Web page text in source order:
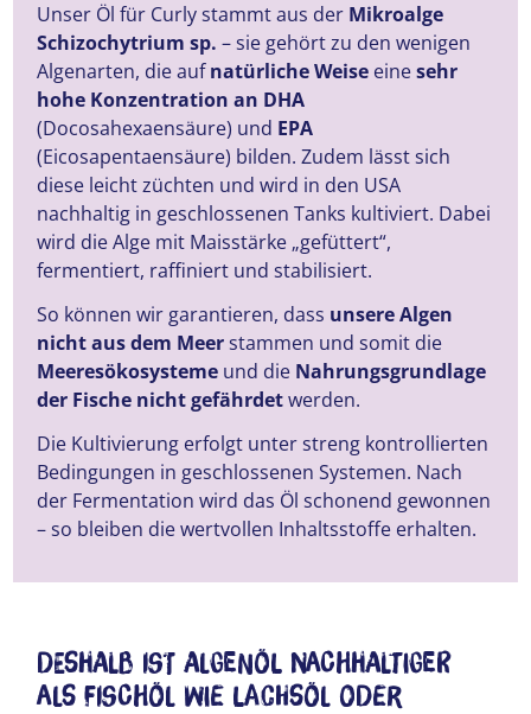
Unser Öl für Curly stammt aus der Mikroalge
Schizochytrium sp. – sie gehört zu den wenigen
Algenarten, die aufnatürliche Weise einesehr
hohe Konzentration an DHA
(Docosahexaensäure) und EPA
(Eicosapentaensäure) bilden. Zudem lässt sich
diese leicht züchten und wird in den USA
nachhaltig in geschlossenen Tanks kultiviert. Dabei
wird die Alge mit Maisstärke „gefüttert“,
fermentiert, raffiniert und stabilisiert.
So können wir garantieren, dass unsere Algen
nicht aus dem Meerstammen und somit die
Meeresökosysteme und die Nahrungsgrundlage
der Fische nicht gefährdetwerden.
Die Kultivierung erfolgt unter streng kontrollierten
Bedingungen in geschlossenen Systemen. Nach
der Fermentation wird das Öl schonend gewonnen
– so bleiben die wertvollen Inhaltsstoffe erhalten.
Deshalb ist Algenöl nachhaltiger
als Fischöl wie Lachsöl oder